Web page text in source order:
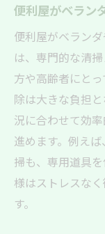
便利屋がベラン
便利屋がベラン
は、専門的な清
方や高齢者にと
除は大きな負担
況に合わせて効
進めます。例え
掃も、専用道具
様はストレスな
す。